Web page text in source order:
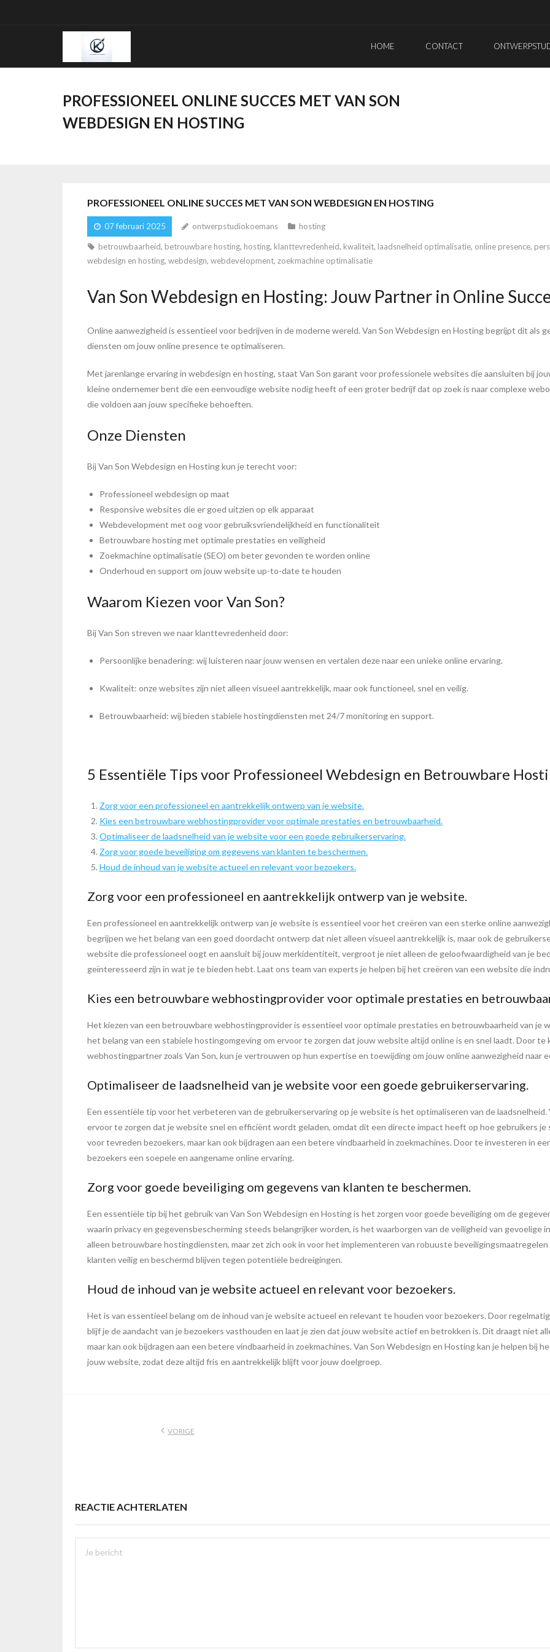
HOME CONTACT
PROFESSIONEEL ONLINE SUCCES MET VAN SON
WEBDESIGN EN HOSTING
PROFESSIONEEL ONLINE SUCCES MET VAN SON WEBDESIGN EN HOSTING
07 februari 2025 ontwerpstudiokoemans hosting
betrouwbaarheid, betrouwbare hosting, hosting, klanttevredenheid, kwaliteit, laadsnelheid optimalisatie, online presence,
webdesign en hosting, webdesign, webdevelopment, zoekmachine optimalisatie
Van Son Webdesign en Hosting: Jouw Partner in Online
Online aanwezigheid is essentieel voor bedrijven in de moderne wereld. Van Son Webdesign en Hosting begrijpt dit als
diensten om jouw online presence te optimaliseren.
Met jarenlange ervaring in webdesign en hosting, staat Van Son garant voor professionele websites die aansluiten bij
kleine ondernemer bent die een eenvoudige website nodig heeft of een groter bedrijf dat op zoek is naar complexe
die voldoen aan jouw specifieke behoeften.
Onze Diensten
Bij Van Son Webdesign en Hosting kun je terecht voor:
Professioneel webdesign op maat
Responsive websites die er goed uitzien op elk apparaat
Webdevelopment met oog voor gebruiksvriendelijkheid en functionaliteit
Betrouwbare hosting met optimale prestaties en veiligheid
Zoekmachine optimalisatie (SEO) om beter gevonden te worden online
Onderhoud en support om jouw website up-to-date te houden
Waarom Kiezen voor Van Son?
Bij Van Son streven we naar klanttevredenheid door:
Persoonlijke benadering: wij luisteren naar jouw wensen en vertalen deze naar een unieke online ervaring.
Kwaliteit: onze websites zijn niet alleen visueel aantrekkelijk, maar ook functioneel, snel en veilig.
Betrouwbaarheid: wij bieden stabiele hostingdiensten met 24/7 monitoring en support.
5 Essentiële Tips voor Professioneel Webdesign en Betrouwbare
Zorg voor een professioneel en aantrekkelijk ontwerp van je website.
Kies een betrouwbare webhostingprovider voor optimale prestaties en betrouwbaarheid.
Optimaliseer de laadsnelheid van je website voor een goede gebruikerservaring.
Zorg voor goede beveiliging om gegevens van klanten te beschermen.
Houd de inhoud van je website actueel en relevant voor bezoekers.
Zorg voor een professioneel en aantrekkelijk ontwerp van je website.
Een professioneel en aantrekkelijk ontwerp van je website is essentieel voor het creëren van een sterke online
begrijpen we het belang van een goed doordacht ontwerp dat niet alleen visueel aantrekkelijk is, maar ook de
website die professioneel oogt en aansluit bij jouw merkidentiteit, vergroot je niet alleen de geloofwaardigheid van je
geïnteresseerd zijn in wat je te bieden hebt. Laat ons team van experts je helpen bij het creëren van een website die
Kies een betrouwbare webhostingprovider voor optimale prestaties en
Het kiezen van een betrouwbare webhostingprovider is essentieel voor optimale prestaties en betrouwbaarheid van je
het belang van een stabiele hostingomgeving om ervoor te zorgen dat jouw website altijd online is en snel laadt. Door
webhostingpartner zoals Van Son, kun je vertrouwen op hun expertise en toewijding om jouw online aanwezigheid naar
Optimaliseer de laadsnelheid van je website voor een goede gebruikerservaring.
Een essentiële tip voor het verbeteren van de gebruikerservaring op je website is het optimaliseren van de
ervoor te zorgen dat je website snel en efficiënt wordt geladen, omdat dit een directe impact heeft op hoe gebruikers je
voor tevreden bezoekers, maar kan ook bijdragen aan een betere vindbaarheid in zoekmachines. Door te investeren in
bezoekers een soepele en aangename online ervaring.
Zorg voor goede beveiliging om gegevens van klanten te beschermen.
Een essentiële tip bij het gebruik van Van Son Webdesign en Hosting is het zorgen voor goede beveiliging om de
waarin privacy en gegevensbescherming steeds belangrijker worden, is het waarborgen van de veiligheid van gevoelige
alleen betrouwbare hostingdiensten, maar zet zich ook in voor het implementeren van robuuste
klanten veilig en beschermd blijven tegen potentiële bedreigingen.
Houd de inhoud van je website actueel en relevant voor bezoekers.
Het is van essentieel belang om de inhoud van je website actueel en relevant te houden voor bezoekers. Door
blijf je de aandacht van je bezoekers vasthouden en laat je zien dat jouw website actief en betrokken is. Dit draagt niet
maar kan ook bijdragen aan een betere vindbaarheid in zoekmachines. Van Son Webdesign en Hosting kan je helpen bij
jouw website, zodat deze altijd fris en aantrekkelijk blijft voor jouw doelgroep.
VORIGE
REACTIE ACHTERLATEN